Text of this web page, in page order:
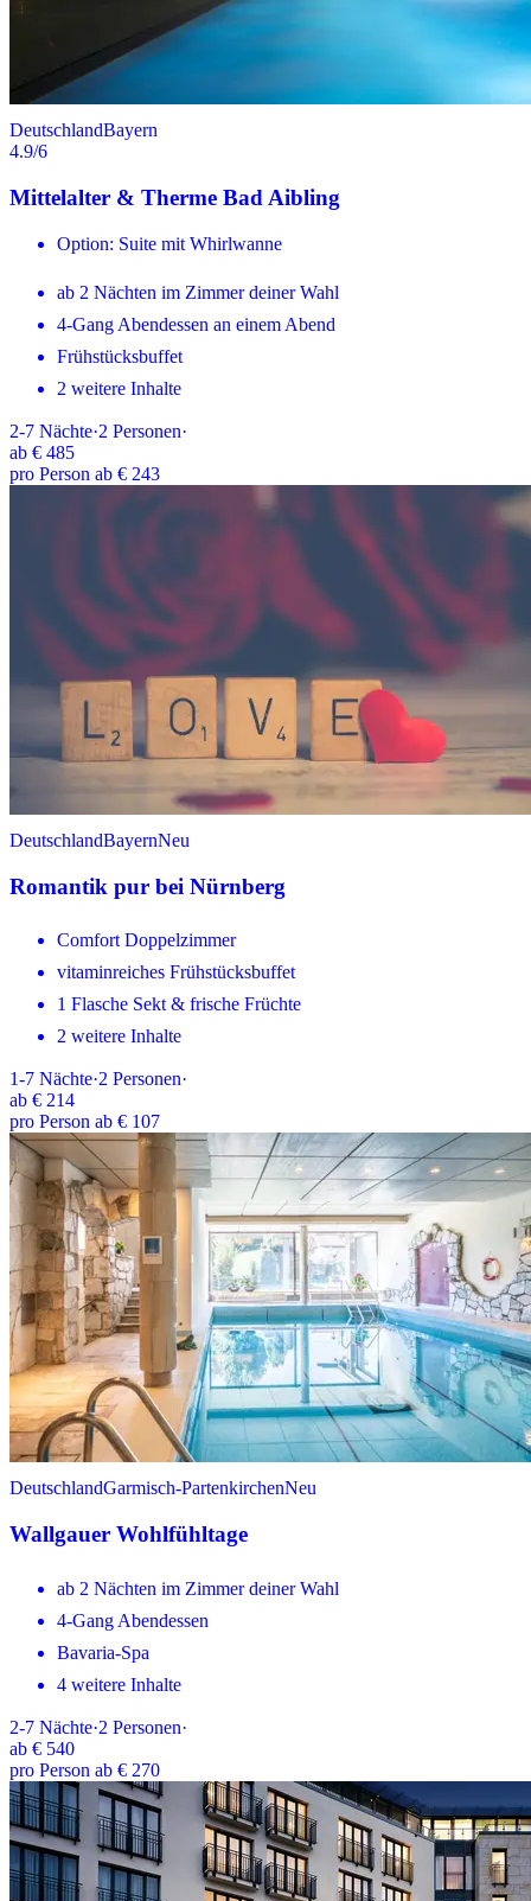
DeutschlandBayern
4.9/6
Mittelalter & Therme Bad Aibling
Option: Suite mit Whirlwanne
ab 2 Nächten im Zimmer deiner Wahl
4-Gang Abendessen an einem Abend
Frühstücksbuffet
2 weitere Inhalte
2-7 Nächte·2 Personen·
ab € 485
pro Person ab € 243
DeutschlandBayernNeu
Romantik pur bei Nürnberg
Comfort Doppelzimmer
vitaminreiches Frühstücksbuffet
1 Flasche Sekt & frische Früchte
2 weitere Inhalte
1-7 Nächte·2 Personen·
ab € 214
pro Person ab € 107
DeutschlandGarmisch-PartenkirchenNeu
Wallgauer Wohlfühltage
ab 2 Nächten im Zimmer deiner Wahl
4-Gang Abendessen
Bavaria-Spa
4 weitere Inhalte
2-7 Nächte·2 Personen·
ab € 540
pro Person ab € 270